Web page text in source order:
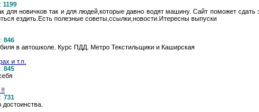
1199
новичков так и для людей,которые давно водят машину. Сайт поможет сдать
ездить.Есть полезные советы,ссылки,новости.Итересны выпуски
846
в автошколе. Курс ПДД. Метро Текстильщики и Каширская
и т.п.
845
731